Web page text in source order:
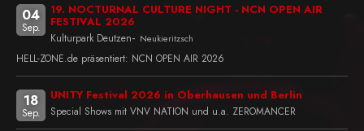
04
Sep.
19. NOCTURNAL CULTURE NIGHT - NCN OPEN AIR
FESTIVAL 2026
Kulturpark Deutzen- Neukieritzsch
HELL-ZONE.de präsentiert: NCN OPEN AIR 2026
18
Sep.
UNITY Festival 2026 in Oberhausen und Berlin
Special Shows mit VNV NATION und u.a. ZEROMANCER